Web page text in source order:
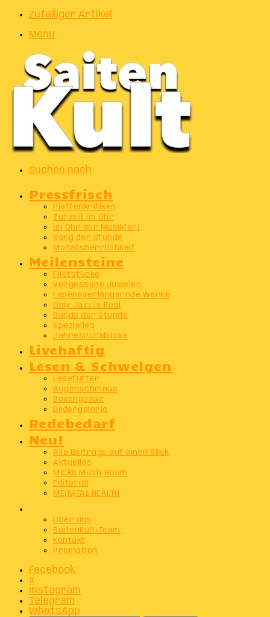
Zufälliger Artikel
Menu
Suchen nach
Pressfrisch
Plattenkritiken
Zurzeit im Ohr
Im Ohr der Musik(er)
Song der Stunde
Monatsherrlichkeit
Meilensteine
Filetstücke
Vergessene Juwelen
Lebensverlängernde Werke
Only Jazz Is Real
Bands der Stunde
Spezielles
Jahresrückblicke
Livehaftig
Lesen & Schwelgen
Lesefutter
Augenschmaus
Boxengasse
Bildergalerie
Redebedarf
Neu!
Alle Beiträge auf einen Blick
Aktuelles
Micks Mush-Room
Editorial
ME(N)TAL HEALTH
Über uns
SaitenKult-Team
Kontakt
Promotion
Facebook
X
Instagram
Telegram
WhatsApp